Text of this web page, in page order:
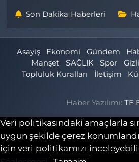
Son Dakika Haberleri
Asayiş Ekonomi Gündem
Manşet
SAĞLIK Spor
Topluluk Kuralları
İletişim
Haber Yazılımı: TE
Veri politikasındaki amaçlarla
uygun şekilde çerez
için veri politikamızı